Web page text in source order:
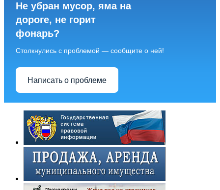
Не убран мусор, яма на
дороге, не горит
фонарь?
Столкнулись с проблемой — сообщите о ней!
Написать о проблеме